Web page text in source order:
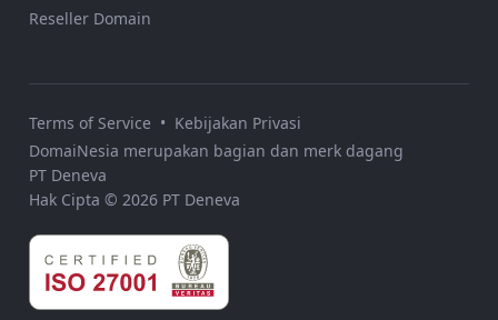
Reseller Domain
Terms of Service • Kebijakan Privasi
DomaiNesia merupakan bagian dan merk dagang
PT Deneva
Hak Cipta © 2026 PT Deneva